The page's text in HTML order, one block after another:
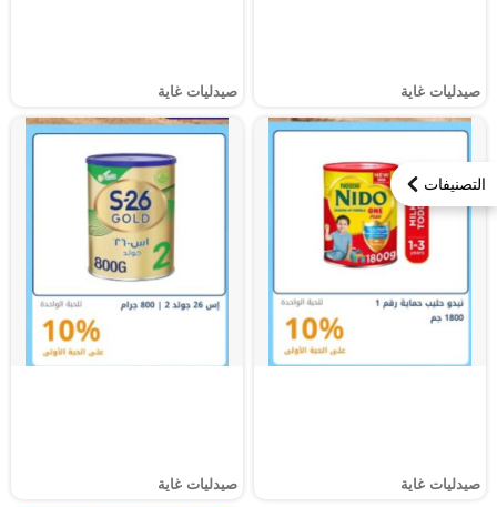
التصنيفات
صيدليات غاية صيدليات غاية
صيدليات غاية صيدليات غاية